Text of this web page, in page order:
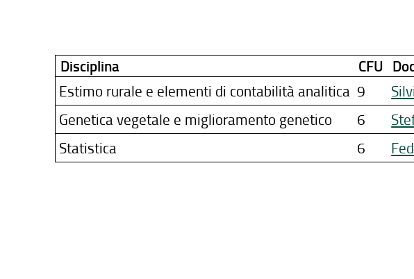
Disciplina CFU
Estimo rurale e elementi di contabilità analitica 9
Genetica vegetale e miglioramento genetico
6
Statistica
6